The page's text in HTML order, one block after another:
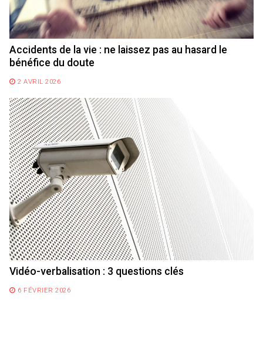
Accidents de la vie : ne laissez pas au hasard le
bénéfice du doute
2 AVRIL 2026
Vidéo-verbalisation : 3 questions clés
6 FÉVRIER 2026